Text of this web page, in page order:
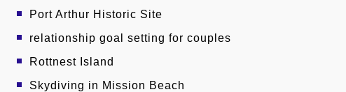
Port Arthur Historic Site
relationship goal setting for couples
Rottnest Island
Skydiving in Mission Beach